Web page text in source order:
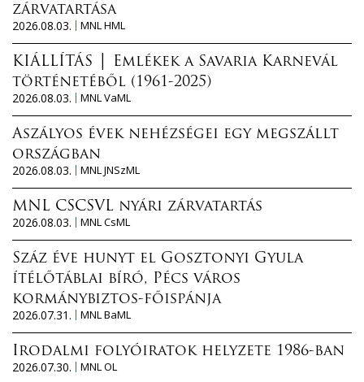
zárvatartása
2026.08.03.
MNL HML
KIÁLLÍTÁS │ Emlékek a Savaria Karnevál
történetéből (1961-2025)
2026.08.03.
MNL VaML
Aszályos évek nehézségei egy megszállt
országban
2026.08.03.
MNL JNSzML
MNL CSCSVL nyári zárvatartás
2026.08.03.
MNL CsML
Száz éve hunyt el Gosztonyi Gyula
ítélőtáblai bíró, Pécs város
kormánybiztos-főispánja
2026.07.31.
MNL BaML
Irodalmi folyóiratok helyzete 1986-ban
2026.07.30.
MNL OL